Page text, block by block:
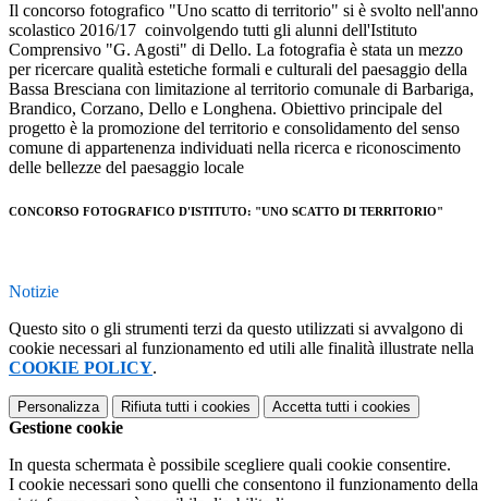
Il concorso fotografico "Uno scatto di territorio" si è svolto nell'anno
scolastico 2016/17 coinvolgendo tutti gli alunni dell'Istituto
Comprensivo "G. Agosti" di Dello. La fotografia è stata un mezzo
per ricercare qualità estetiche formali e culturali del paesaggio della
Bassa Bresciana con limitazione al territorio comunale di Barbariga,
Brandico, Corzano, Dello e Longhena. Obiettivo principale del
progetto è la promozione del territorio e consolidamento del senso
comune di appartenenza individuati nella ricerca e riconoscimento
delle bellezze del paesaggio locale
CONCORSO FOTOGRAFICO D'ISTITUTO: "UNO SCATTO DI TERRITORIO"
Notizie
Questo sito o gli strumenti terzi da questo utilizzati si avvalgono di
cookie necessari al funzionamento ed utili alle finalità illustrate nella
COOKIE POLICY.
Personalizza Rifiuta tutti i cookies Accetta tutti i cookies
Gestione cookie
In questa schermata è possibile scegliere quali cookie consentire.
I cookie necessari sono quelli che consentono il funzionamento della